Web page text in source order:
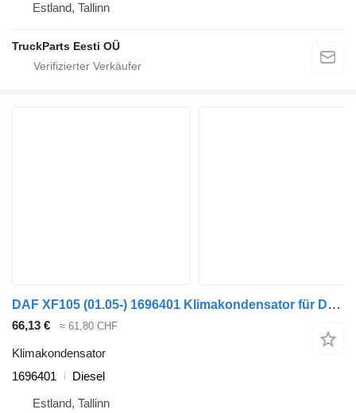
Estland, Tallinn
TruckParts Eesti OÜ
DAF XF105 (01.05-) 1696401 Klimakondensator für DAF XF95, XF105 (2001-2014) Sattelzugmaschine
66,13 € ≈ 61,80 CHF
Klimakondensator
1696401
Diesel
Estland, Tallinn